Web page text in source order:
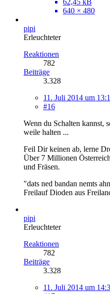
62,45 kB
640 × 480
pipi
Erleuchteter
Reaktionen
782
Beiträge
3.328
11. Juli 2014 um
#16
Wenn du Schalten kannst,
weile halten ...
Feil Dir keinen ab, lerne
Über 7 Millionen
und Fräsen.
"dats ned bandan nemts
Freilauf Dioden aus
pipi
Erleuchteter
Reaktionen
782
Beiträge
3.328
11. Juli 2014 um